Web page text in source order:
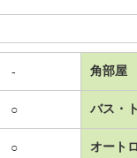
- 角部屋
○ バス・
○ オート